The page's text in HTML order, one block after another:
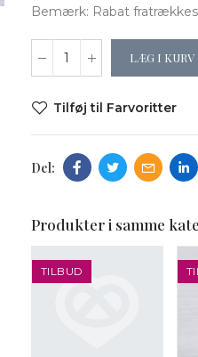
Bemærk: Rabat
LÆG I KURV
Tilføj til Farvoritter
Produkter i samme
TILBUD